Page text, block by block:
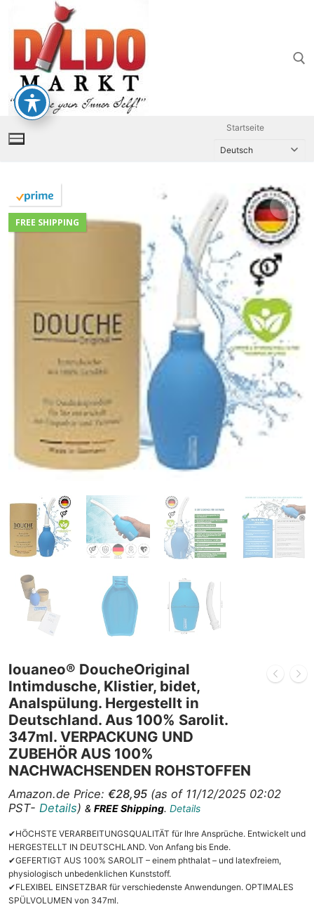
springen
Startseite
FREE SHIPPING
louaneo® DoucheOriginal
Intimdusche, Klistier, bidet,
Analspülung. Hergestellt in
Deutschland. Aus 100% Sarolit.
347ml. VERPACKUNG UND
ZUBEHÖR AUS 100%
NACHWACHSENDEN ROHSTOFFEN
Amazon.de Price: €28,95 (as of 11/12/2025 02:02
PST- Details) & FREE Shipping. Details
✔HÖCHSTE VERARBEITUNGSQUALITÄT für Ihre Ansprüche. Entwickelt und
HERGESTELLT IN DEUTSCHLAND. Von Anfang bis Ende.
✔GEFERTIGT AUS 100% SAROLIT – einem phthalat – und latexfreiem,
physiologisch unbedenklichen Kunststoff.
✔FLEXIBEL EINSETZBAR für verschiedenste Anwendungen. OPTIMALES
SPÜLVOLUMEN von 347ml.